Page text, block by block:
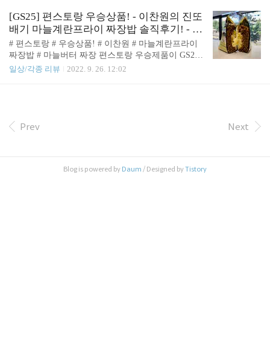
만 이루어져 있고, 두 www.acmicpc.net 👨🏻‍💻 코드 (
Solution ) def reverse_bit(bit): bit = list(bit) for idx in ra
nge(len(bit)): bit[idx] = str(abs(int(bit[idx])-1)) return
"".join(bit) def delete_file(N, before_bit, after_bit): ans
wer = "Deletion failed" f..
[GS25] 편스토랑 우승상품! - 이찬원의 진또
배기 마늘계란프라이 짜장밥 솔직후기! - 판
매처, 가격, 맛! ( feat. 생수 증정 이벤트! )
# 편스토랑 # 우승상품! # 이찬원 # 마늘계란프라이
짜장밥 # 마늘버터 짜장 편스토랑 우승제품이 GS25
에서 출시한 이후로 7번째로 출시된 상품! 퇴근을 하
또배기 마늘계란프라이 짜장밥 삼각김밥은 GS25에
이벤트! 진또배기 마늘계란프라이 짜장밥 삼각김밥
일상/각종 리뷰 2022. 9. 26. 12:02
Prev Next
Blog is powered by Daum / Designed byTistory